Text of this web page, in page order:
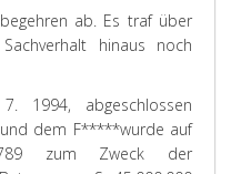
ab. Es traf über
hinaus noch
1994, abgeschlossen
dem F*****wurde auf
zum Zweck der